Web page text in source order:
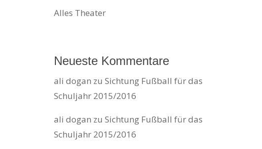
Alles Theater
Neueste Kommentare
ali dogan zuSichtung Fußball für das
Schuljahr 2015/2016
ali dogan zuSichtung Fußball für das
Schuljahr 2015/2016